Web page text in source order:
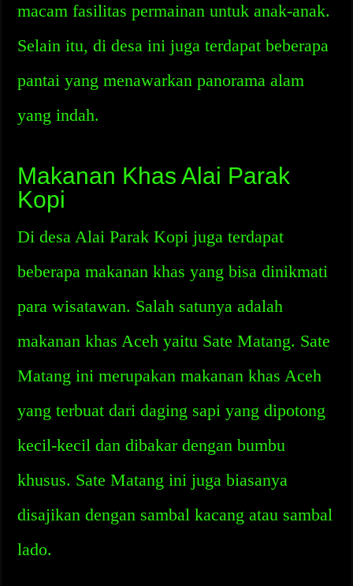
macam fasilitas permainan untuk anak-anak.
Selain itu, di desa ini juga terdapat beberapa
pantai yang menawarkan panorama alam
yang indah.
Makanan Khas Alai Parak
Kopi
Di desa Alai Parak Kopi juga terdapat
beberapa makanan khas yang bisa dinikmati
para wisatawan. Salah satunya adalah
makanan khas Aceh yaitu Sate Matang. Sate
Matang ini merupakan makanan khas Aceh
yang terbuat dari daging sapi yang dipotong
kecil-kecil dan dibakar dengan bumbu
khusus. Sate Matang ini juga biasanya
disajikan dengan sambal kacang atau sambal
lado.